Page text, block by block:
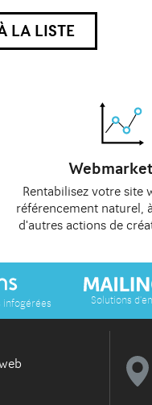
LA LISTE
Rentabilisez votre site
référencement naturel, à
d'autres actions de
infogérées Solutions